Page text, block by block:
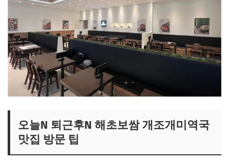
오늘N 퇴근후N 해초보쌈 개조개미역국
맛집 방문 팁